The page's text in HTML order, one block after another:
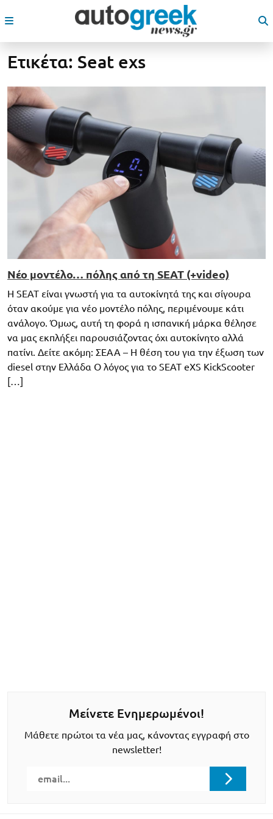
Ετικέτα: Seat exs
Νέο μοντέλο… πόλης από τη SEAT (+video)
Η SEAT είναι γνωστή για τα αυτοκίνητά της και σίγουρα
όταν ακούμε για νέο μοντέλο πόλης, περιμένουμε κάτι
ανάλογο. Όμως, αυτή τη φορά η ισπανική μάρκα θέλησε
να μας εκπλήξει παρουσιάζοντας όχι αυτοκίνητο αλλά
πατίνι. Δείτε ακόμη: ΣΕΑΑ – Η θέση του για την έξωση των
diesel στην Ελλάδα Ο λόγος για το SEAT eXS KickScooter
[…]
Μείνετε Ενημερωμένοι!
Μάθετε πρώτοι τα νέα μας, κάνοντας εγγραφή στο
newsletter!